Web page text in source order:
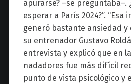
apurarse? –se preguntaba–.
esperar a París 2024?”.
generó bastante ansiedad y
su entrenador Gustavo
entrevista y explicó que en
nadadores fue más difícil
punto de vista psicológico y